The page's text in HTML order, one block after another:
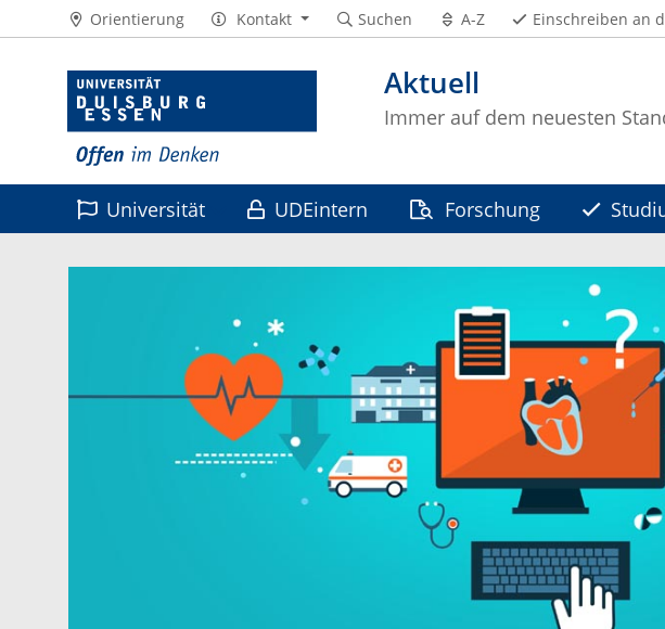
Aktuell
Immer auf dem neuesten
Orientierung Kontakt Suchen A-Z Einschreiben an
Universität UDEintern Forschung